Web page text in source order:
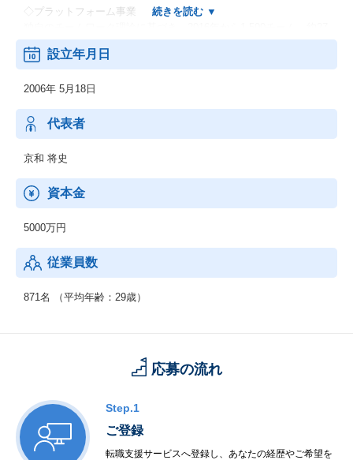
◇プラットフォーム事業
万件のチームワークデータを収集・蓄積。
チームワークとITを掛け合わせ、開発チームの生産性向上、イノ
開発を行っています。
▽プロダクト
・チームマネジメントプラットフォーム「StarTeam」
・リーダーを応援する情報メディア「LEADERS」
◇グローバル事業
2013年よりグローバルITカンパニーを目指す第一弾としてオフシ
設立しています。
設立年月日
2006年 5月18日
代表者
京和 将史
資本金
5000万円
従業員数
871名 （平均年齢：29歳）
応募の流れ
Step.1
ご登録
転職支援サービスへ登録し、あなたの経歴やご希望を